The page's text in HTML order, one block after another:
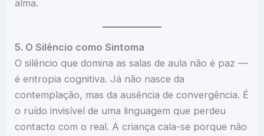
alma.
5. O Silêncio como Sintoma
O silêncio que domina as salas de aula não é paz —
é entropia cognitiva. Já não nasce da
contemplação, mas da ausência de convergência. É
o ruído invisível de uma linguagem que perdeu
contacto com o real. A criança cala-se porque não